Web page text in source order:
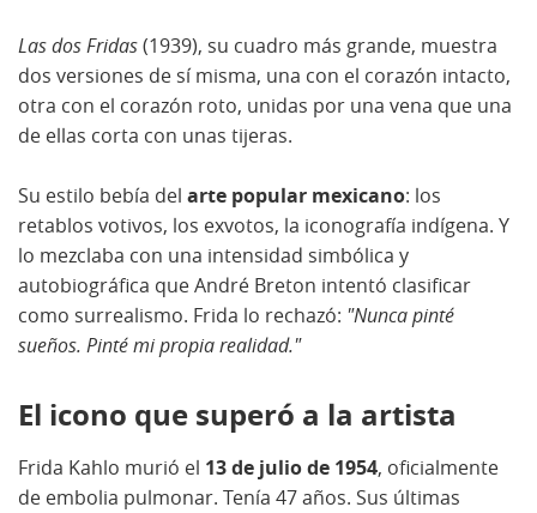
Las dos Fridas(1939), su cuadro más grande, muestra
dos versiones de sí misma, una con el corazón intacto,
otra con el corazón roto, unidas por una vena que una
de ellas corta con unas tijeras.
Su estilo bebía del arte popular mexicano: los
retablos votivos, los exvotos, la iconografía indígena. Y
lo mezclaba con una intensidad simbólica y
autobiográfica que André Breton intentó clasificar
como surrealismo. Frida lo rechazó: "Nunca pinté
sueños. Pinté mi propia realidad."
El icono que superó a la artista
Frida Kahlo murió el 13 de julio de 1954, oficialmente
de embolia pulmonar. Tenía 47 años. Sus últimas